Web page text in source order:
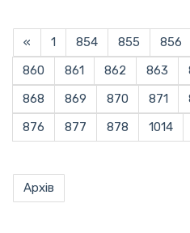
« 1 854 855 856
860
861 862 863
868
869 870 871
876
877 878 1014
Архів